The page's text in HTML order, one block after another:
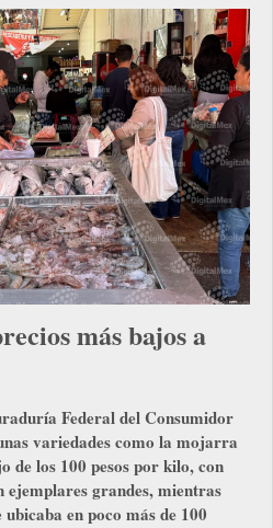
más bajos a
Federal del Consumidor
variedades como la mojarra
de los 100 pesos por kilo, con
ejemplares grandes, mientras
en poco más de 100